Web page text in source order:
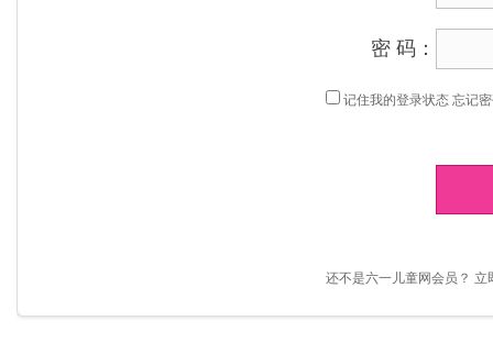
密 码：
记住我的登录状态 忘记
还不是六一儿童网会员？ 立